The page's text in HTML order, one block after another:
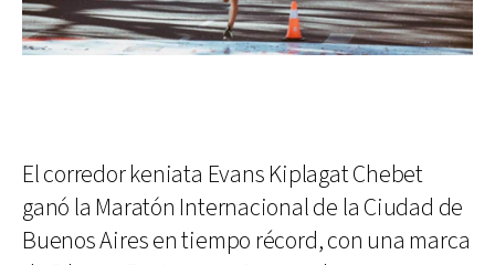
El corredor keniata Evans Kiplagat Chebet
ganó la Maratón Internacional de la Ciudad de
Buenos Aires en tiempo récord, con una marca